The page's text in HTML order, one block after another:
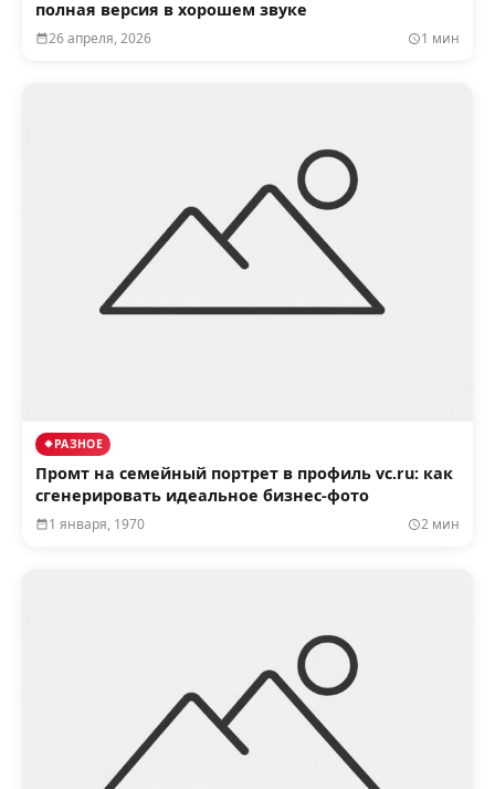
полная версия в хорошем звуке
26 апреля, 2026 1 мин
РАЗНОЕ
Промт на семейный портрет в профиль vc.ru: как
сгенерировать идеальное бизнес-фото
1 января, 1970 2 мин